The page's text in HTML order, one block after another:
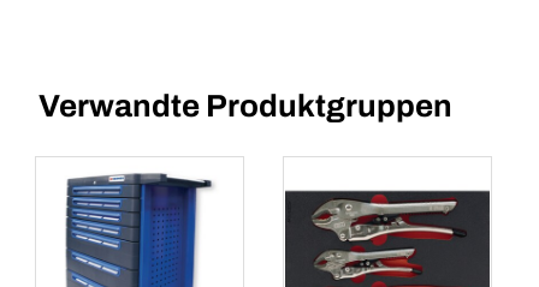
Verwandte Produktgruppen